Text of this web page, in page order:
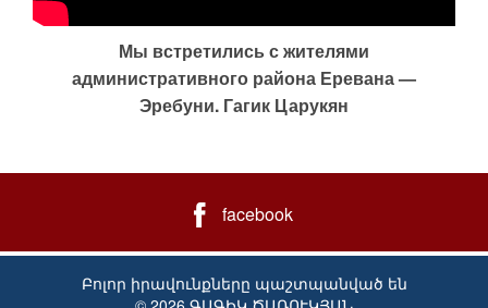
Мы встретились с жителями
административного района Еревана —
Эребуни. Гагик Царукян
facebook
Բոլոր իրավունքները պաշտպանված են